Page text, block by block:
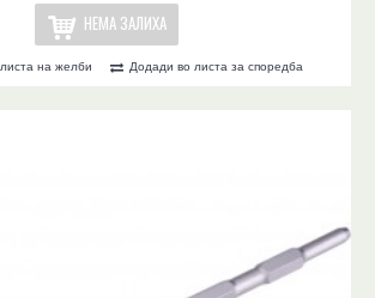
НЕМА ЗАЛИХА
на желби Додади во листа за споредба